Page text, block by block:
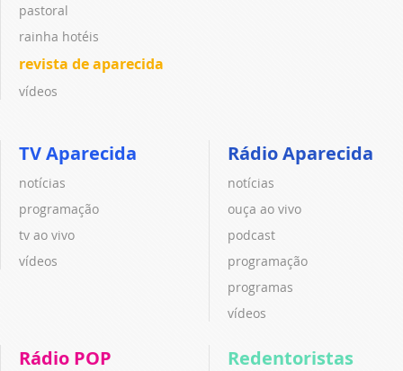
pastoral
rainha hotéis
revista de aparecida
vídeos
TV Aparecida
notícias
programação
tv ao vivo
vídeos
Rádio Aparecida
notícias
ouça ao vivo
podcast
programação
programas
vídeos
Rádio POP Redentoristas